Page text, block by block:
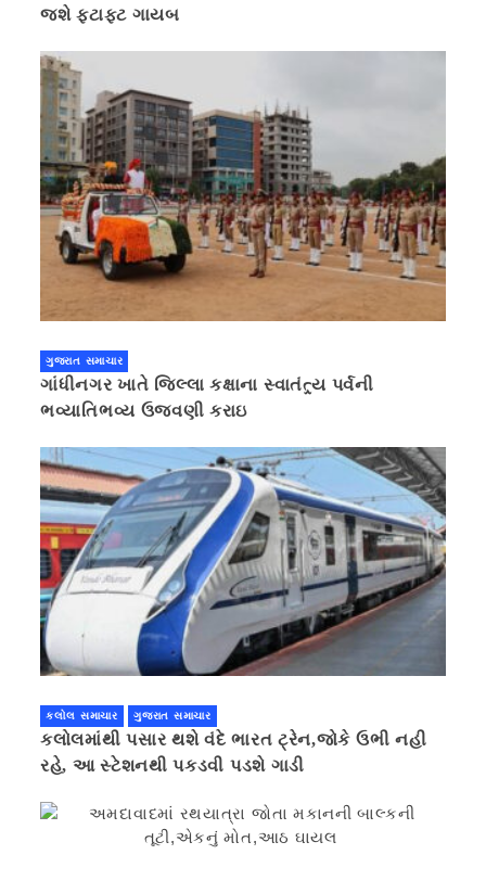
જશે ફટાફટ ગાયબ
ગુજરાત સમાચાર
ગાંધીનગર ખાતે જિલ્લા કક્ષાના સ્વાતંત્ર્ય પર્વની
ભવ્યાતિભવ્ય ઉજવણી કરાઇ
કલોલ સમાચાર ગુજરાત સમાચાર
કલોલમાંથી પસાર થશે વંદે ભારત ટ્રેન,જોકે ઉભી નહી
રહે, આ સ્ટેશનથી પકડવી પડશે ગાડી